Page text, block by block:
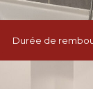
Durée de